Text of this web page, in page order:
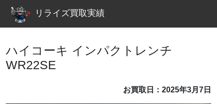
リライズ買取実績
ハイコーキ インパクトレンチ
WR22SE
お買取日：2025年3月7日